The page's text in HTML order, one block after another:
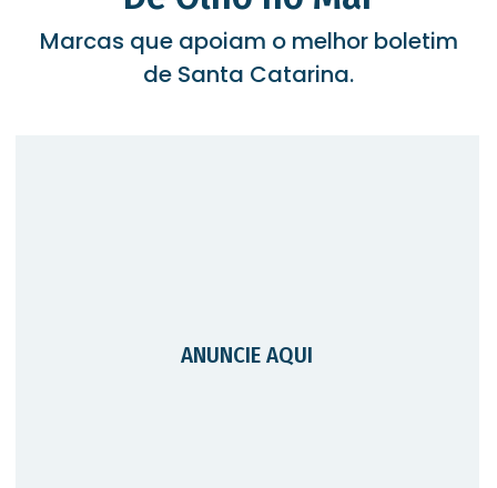
Marcas que apoiam o melhor boletim
de Santa Catarina.
ANUNCIE AQUI